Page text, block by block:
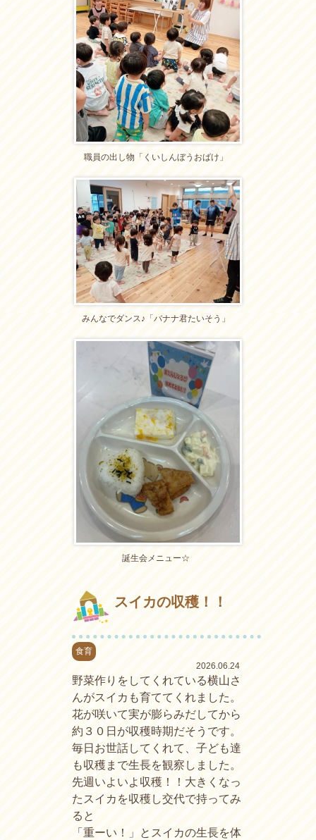
職員の出し物「くいしんぼうおばけ」
みんなでダンス♪「バナナ君たいそう」
誕生会メニュー☆
スイカの収穫！！
食育
2026.06.24
野菜作りをしてくれている横山さ
んがスイカも育ててくれました。
花が咲いて実が膨らみだしてから
約３０日が収穫時期だそうです。
毎日お世話してくれて、子ども達
も収穫まで生長を観察しました。
先週いよいよ収穫！！大きくなっ
たスイカを収穫し交代で持ってみ
ると
「重ーい！」とスイカの生長を体